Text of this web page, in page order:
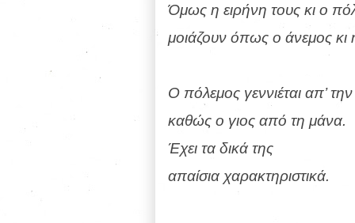
Όμως η ειρήνη τους κι ο
μοιάζουν όπως ο άνεμος κι
Ο πόλεμος γεννιέται απ’
καθώς ο γιος από τη μάνα.
Έχει τα δικά της
απαίσια χαρακτηριστικά.